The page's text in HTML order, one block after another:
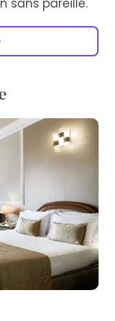
sans pareille.